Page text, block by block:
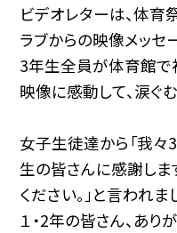
ビデオレターは、体育
ラブからの映像メッセ
3年生全員が体育館で
映像に感動して、涙ぐ
女子生徒達から「我々
生の皆さんに感謝しま
ください。」と言われま
１・2年の皆さん、あり